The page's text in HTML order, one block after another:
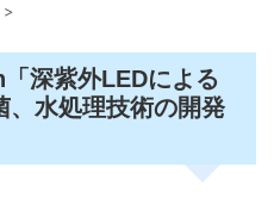
>
深紫外LEDによる
、水処理技術の開発